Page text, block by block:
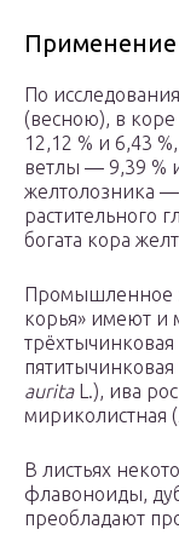
По
(весною), в
12,12 % и 6,43
ветлы — 9,39 %
желтолозника
растительного
богата кора
Промышленное
корья» имеют и
трёхтычинковая
пятитычинковая
auritaL.), ива
мириколистная (
В листьях
флавоноиды,
преобладают